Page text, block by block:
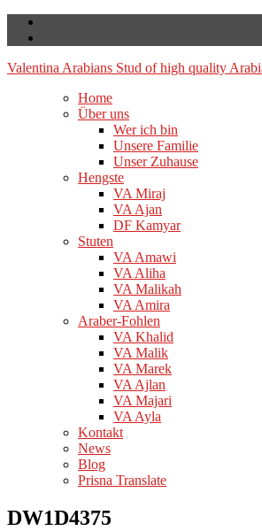
Valentina Arabians Stud of high quality
Home
Über uns
Wer ich bin
Unsere Familie
Unser Zuhause
Hengste
VA Miraj
VA Ajan
DF Kamyar
Stuten
VA Amawi
VA Aliha
VA Malikah
VA Amira
Araber-Fohlen
VA Khalid
VA Malik
VA Marek
VA Ajlan
VA Majari
VA Ayla
Kontakt
News
Blog
Prisna Translate
DW1D4375